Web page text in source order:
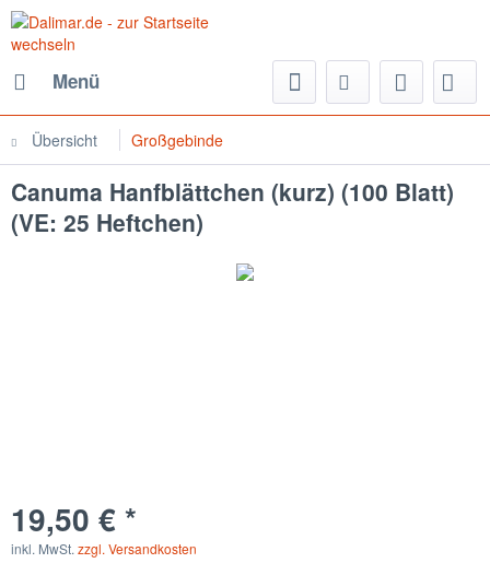
Menü
Übersicht Großgebinde
Canuma Hanfblättchen (kurz) (100 Blatt)
(VE: 25 Heftchen)
19,50 € *
inkl. MwSt. zzgl. Versandkosten